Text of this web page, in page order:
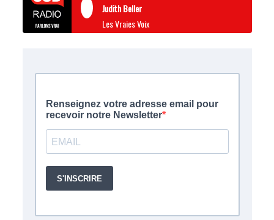
Judith Beller
Les Vraies Voix